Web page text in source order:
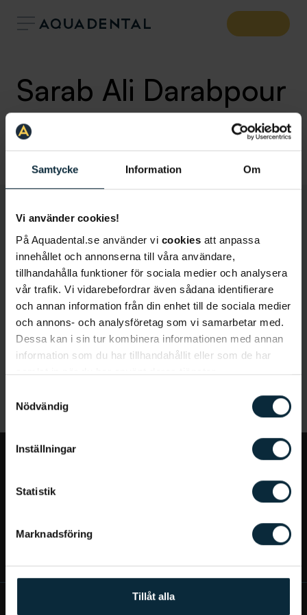
Samtycke Information Om
Vi använder cookies!
På Aquadental.se använder vi cookies att anpassa
innehållet och annonserna till våra användare,
tillhandahålla funktioner för sociala medier och analysera
vår trafik. Vi vidarebefordrar även sådana identifierare
och annan information från din enhet till de sociala medier
och annons- och analysföretag som vi samarbetar med.
Dessa kan i sin tur kombinera informationen med annan
information som du har tillhandahållit eller som de har
samlat in när du har använt deras tjänster.
Nödvändig
Inställningar
Statistik
Marknadsföring
Tillåt alla
Sarab Ali Darabpour
Tandsköterska
Klinik: